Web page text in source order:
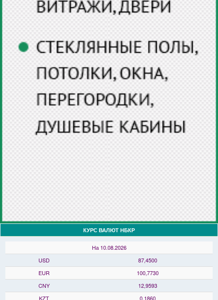
КУРС ВАЛЮТ НБКР
На 10.08.2026
USD
87,4500
EUR
100,7730
CNY
12,9593
KZT
0,1860